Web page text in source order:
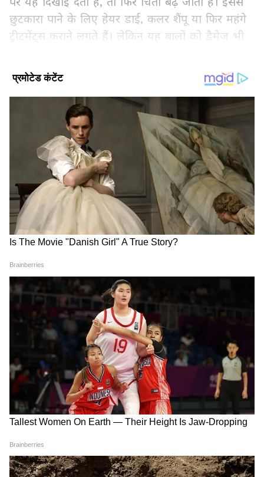
छुटकारा पाने के लिए हेयर डाई, कलर शैंपू या फिर महंगे
ट्रीटमेंट्स कराने लगते हैं। लेकिन यह बालों को डैमेज भी
वक्त से पहले ध्यान दें, तो सफेद बालों को ना सिर्फ आने
से रोका जा सकता है, बल्कि इसकी रफ्तार को भी धीमा
किया जा सकता है। इसके लिए शैंपू में बस एक तेल
मिलाना होगा। आइए बताते हैं इसके बारे में।
Add Asianetnews Hindi as a Preferred
Source
2
5
Image Credit : Pinterest
शैंपू में मिलाएं कलौंजी का तेल
शैंपू करने से पहले इसमें कलौंजी का तेल मिलाएं और फिर
बालों में इस्तेमाल करें। इस तेल का सदियों से बालों की
देखभाल में इस्तेमाल किया जाता रहा है। यह बालों को
रंगने का काम नहीं करता, बल्कि स्कैल्प और हेयर
फॉलिकल्स को पोषण देता है।